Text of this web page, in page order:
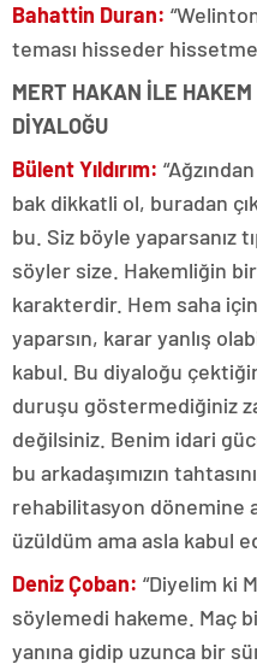
Bahattin Duran:
teması hisseder
MERT HAKAN İLE HAKEM
DİYALOĞU
Bülent Yıldırım:
bak dikkatli ol, buradan
bu. Siz böyle yaparsanız
söyler size. Hakemliğin
karakterdir. Hem saha
yaparsın, karar yanlış
kabul. Bu diyaloğu
duruşu göstermediğiniz
değilsiniz. Benim idari
bu arkadaşımızın
rehabilitasyon dönemine
üzüldüm ama asla kabul
Deniz Çoban: “Diyelim ki
söylemedi hakeme. Maç
yanına gidip uzunca bir